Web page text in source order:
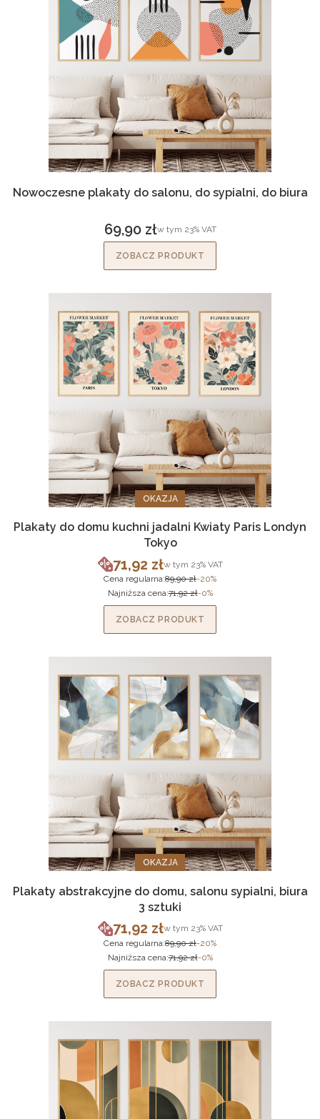
Nowoczesne plakaty do salonu, do sypialni, do biura
Cena brutto
69,90 złw tym %s VAT
w tym 23%VAT
ZOBACZ PRODUKT
OKAZJA
Plakaty do domu kuchni jadalni Kwiaty Paris Londyn
Tokyo
Cena promocyjna brutto
71,92 złw tym %s VAT
w tym 23%VAT
Cena regularna:89,90 zł-20%
Najniższa cena:71,92 zł-0%
ZOBACZ PRODUKT
OKAZJA
Plakaty abstrakcyjne do domu, salonu sypialni, biura
3 sztuki
Cena promocyjna brutto
71,92 złw tym %s VAT
w tym 23%VAT
Cena regularna:89,90 zł-20%
Najniższa cena:71,92 zł-0%
ZOBACZ PRODUKT